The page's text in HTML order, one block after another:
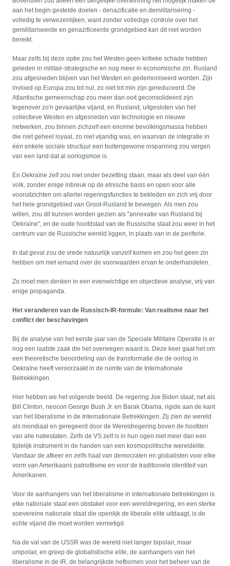
aan het begin gestelde doelen - denazificatie en demilitarisering -
volledig te verwezenlijken, want zonder volledige controle over het
gemilitariseerde en genazificeerde grondgebied kan dit niet worden
bereikt.
Maar zelfs bij deze optie zou het Westen geen kritieke schade hebben
geleden in militair-strategische en nog meer in economische zin. Rusland
zou afgesneden blijven van het Westen en gedemoniseerd worden. Zijn
invloed op Europa zou tot nul, zo niet tot min zijn gereduceerd. De
Atlantische gemeenschap zou meer dan ooit geconsolideerd zijn
tegenover zo'n gevaarlijke vijand, en Rusland, uitgesloten van het
collectieve Westen en afgesneden van technologie en nieuwe
netwerken, zou binnen zichzelf een enorme bevolkingsmassa hebben
die niet geheel loyaal, zo niet vijandig was, en waarvan de integratie in
één enkele sociale structuur een buitengewone inspanning zou vergen
van een land dat al oorlogsmoe is.
En Oekraïne zelf zou niet onder bezetting staan, maar als deel van één
volk, zonder enige inbreuk op de etnische basis en open voor alle
vooruitzichten om allerlei regeringsfuncties te bekleden en zich vrij door
het hele grondgebied van Groot-Rusland te bewegen. Als men zou
willen, zou dit kunnen worden gezien als "annexatie van Rusland bij
Oekraïne", en de oude hoofdstad van de Russische staat zou weer in het
centrum van de Russische wereld liggen, in plaats van in de periferie.
In dat geval zou de vrede natuurlijk vanzelf komen en zou het geen zin
hebben om met iemand over de voorwaarden ervan te onderhandelen.
Zo moet men denken in een evenwichtige en objectieve analyse, vrij van
enige propaganda.
Het veranderen van de Russisch-IR-formule: Van realisme naar het
conflict der beschavingen
Bij de analyse van het eerste jaar van de Speciale Militaire Operatie is er
nog een laatste zaak die het overwegen waard is. Deze keer gaat het om
een theoretische beoordeling van de transformatie die de oorlog in
Oekraïne heeft veroorzaakt in de ruimte van de Internationale
Betrekkingen.
Hier hebben we het volgende beeld. De regering Joe Biden staat, net als
Bill Clinton, neocon George Bush Jr. en Barak Obama, rigide aan de kant
van het liberalisme in de Internationale Betrekkingen. Zij zien de wereld
als mondiaal en geregeerd door de Wereldregering boven de hoofden
van alle natiestaten. Zelfs de VS zelf is in hun ogen niet meer dan een
tijdelijk instrument in de handen van een kosmopolitische wereldelite.
Vandaar de afkeer en zelfs haat van democraten en globalisten voor elke
vorm van Amerikaans patriottisme en voor de traditionele identiteit van
Amerikanen.
Voor de aanhangers van het liberalisme in internationale betrekkingen is
elke nationale staat een obstakel voor een wereldregering, en een sterke
soevereine nationale staat die openlijk de liberale elite uitdaagt, is de
echte vijand die moet worden vernietigd.
Na de val van de USSR was de wereld niet langer bipolair, maar
unipolair, en greep de globalistische elite, de aanhangers van het
liberalisme in de IR, de belangrijkste hefbomen voor het beheer van de